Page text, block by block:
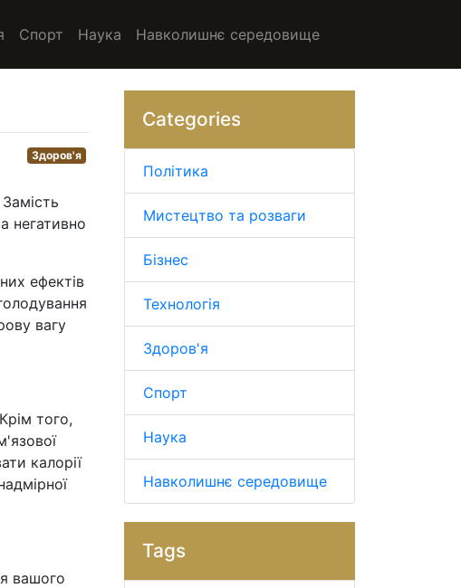
Спорт Наука Навколишнє середовище
Здоров'я
негативно
ефектів
вагу
того,
калорії
вашого
Categories
Політика
Мистецтво та розваги
Бізнес
Технологія
Здоров'я
Спорт
Наука
Навколишнє середовище
Tags